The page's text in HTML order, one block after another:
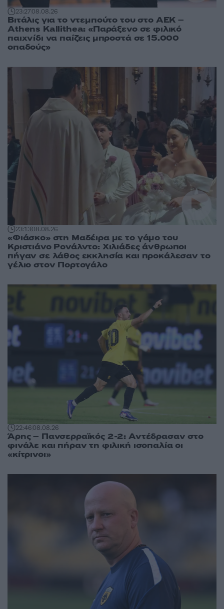
23:2708.08.26
Βιτάλις για το ντεμπούτο του στο ΑΕΚ –
Athens Kallithea: «Παράξενο σε φιλικό
παιχνίδι να παίζεις μπροστά σε 15.000
οπαδούς»
23:1308.08.26
«Φιάσκο» στη Μαδέιρα με το γάμο του
Κριστιάνο Ρονάλντο: Χιλιάδες άνθρωποι
πήγαν σε λάθος εκκλησία και προκάλεσαν το
γέλιο στον Πορτογάλο
22:4608.08.26
Άρης – Πανσερραϊκός 2-2: Αντέδρασαν στο
φινάλε και πήραν τη φιλική ισοπαλία οι
«κίτρινοι»